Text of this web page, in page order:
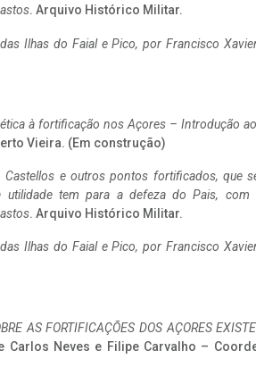
. Arquivo Histórico Militar.
Ilhas do Faial e Pico, por Francisco
à fortificação nos Açores – Introdução
Vieira. (Em construção)
Castellos e outros pontos fortificados, que
utilidade tem para a defeza do Pais, com
. Arquivo Histórico Militar.
Ilhas do Faial e Pico, por Francisco
AS FORTIFICAÇÕES DOS AÇORES
Carlos Neves e Filipe Carvalho –